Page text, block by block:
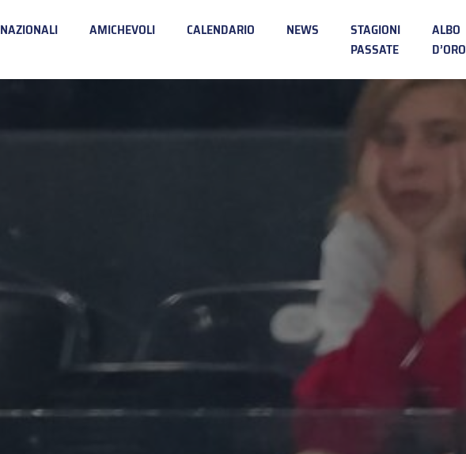
NAZIONALI AMICHEVOLI CALENDARIO NEWS
STAGIONI
PASSATE
ALBO
D’ORO